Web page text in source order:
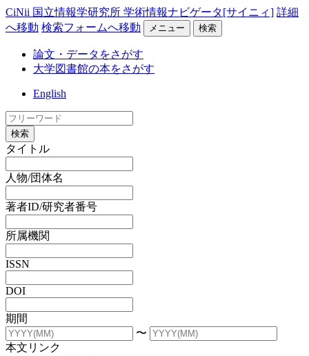
CiNii 国立情報学研究所 学術情報ナビゲータ[サイニィ] 詳細
へ移動 検索フォームへ移動 メニュー 検索
論文・データをさがす
大学図書館の本をさがす
English
検索
タイトル
人物/団体名
著者ID/研究者番号
所属機関
ISSN
DOI
期間
〜
本文リンク